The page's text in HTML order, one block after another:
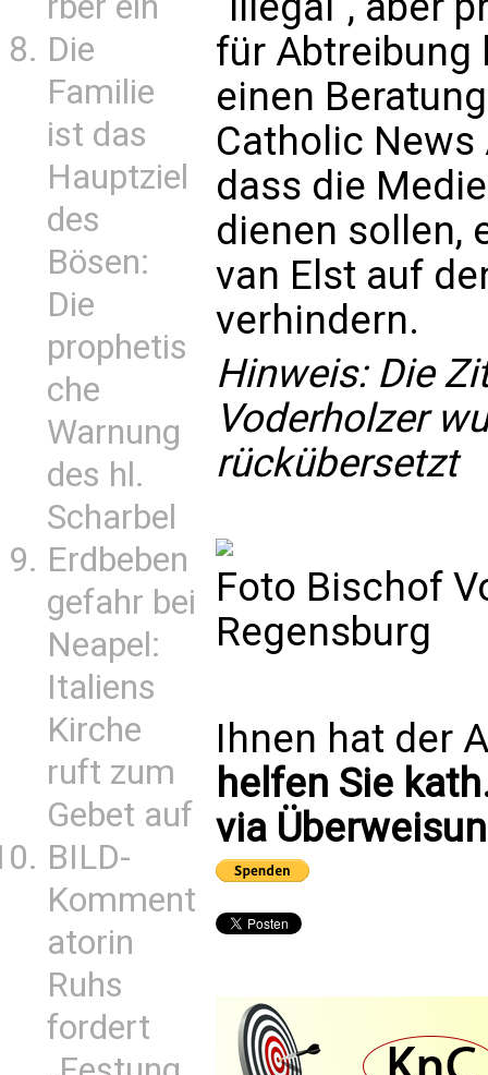
Die
Familie
ist das
Hauptziel
des
Bösen:
Die
prophetis
che
Warnung
des hl.
Scharbel
Erdbeben
gefahr bei
Neapel:
Italiens
Kirche
ruft zum
Gebet auf
BILD-
Komment
atorin
Ruhs
fordert
für Abtreibung
einen
Catholic
dass die
dienen sollen,
van Elst auf
verhindern.
Hinweis: Die
Voderholzer
rückübersetzt
Foto Bischof
Regensburg
Ihnen hat der
helfen Sie
via